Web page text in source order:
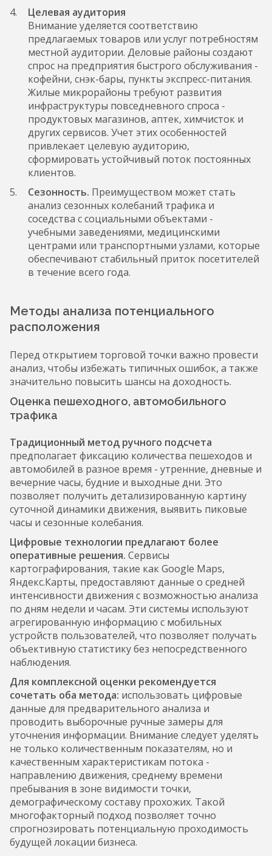
Целевая аудитория
Внимание уделяется соответствию
предлагаемых товаров или услуг потребностям
местной аудитории. Деловые районы создают
спрос на предприятия быстрого обслуживания -
кофейни, снэк-бары, пункты экспресс-питания.
Жилые микрорайоны требуют развития
инфраструктуры повседневного спроса -
продуктовых магазинов, аптек, химчисток и
других сервисов. Учет этих особенностей
привлекает целевую аудиторию,
сформировать устойчивый поток постоянных
клиентов.
Сезонность. Преимуществом может стать
анализ сезонных колебаний трафика и
соседства с социальными объектами -
учебными заведениями, медицинскими
центрами или транспортными узлами, которые
обеспечивают стабильный приток посетителей
в течение всего года.
Методы анализа потенциального
расположения
Перед открытием торговой точки важно провести
анализ, чтобы избежать типичных ошибок, а также
значительно повысить шансы на доходность.
Оценка пешеходного, автомобильного
трафика
Традиционный метод ручного подсчета
предполагает фиксацию количества пешеходов и
автомобилей в разное время - утренние, дневные и
вечерние часы, будние и выходные дни. Это
позволяет получить детализированную картину
суточной динамики движения, выявить пиковые
часы и сезонные колебания.
Цифровые технологии предлагают более
оперативные решения. Сервисы
картографирования, такие как Google Maps,
Яндекс.Карты, предоставляют данные о средней
интенсивности движения с возможностью анализа
по дням недели и часам. Эти системы используют
агрегированную информацию с мобильных
устройств пользователей, что позволяет получать
объективную статистику без непосредственного
наблюдения.
Для комплексной оценки рекомендуется
сочетать оба метода: использовать цифровые
данные для предварительного анализа и
проводить выборочные ручные замеры для
уточнения информации. Внимание следует уделять
не только количественным показателям, но и
качественным характеристикам потока -
направлению движения, среднему времени
пребывания в зоне видимости точки,
демографическому составу прохожих. Такой
многофакторный подход позволяет точно
спрогнозировать потенциальную проходимость
будущей локации бизнеса.